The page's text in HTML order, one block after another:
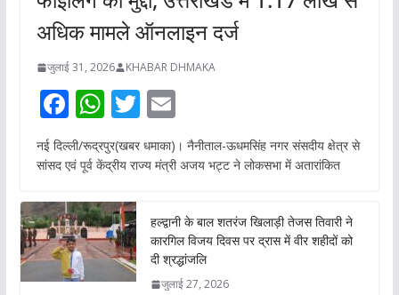
अधिक मामले ऑनलाइन दर्ज
जुलाई 31, 2026 KHABAR DHMAKA
F
ac
e
o
o
k
W
h
at
A
p
p
T
w
itt
E
m
ai
नई दिल्ली/रूद्रपुर(खबर धमाका)। नैनीताल-ऊधमसिंह नगर संसदीय क्षेत्र से
सांसद एवं पूर्व केंद्रीय राज्य मंत्री अजय भट्ट ने लोकसभा में अतारांकित
हल्द्वानी के बाल शतरंज खिलाड़ी तेजस तिवारी ने
कारगिल विजय दिवस पर द्रास में वीर शहीदों को
दी श्रद्धांजलि
जुलाई 27, 2026